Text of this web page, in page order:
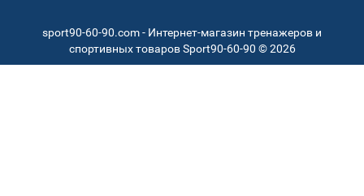
sport90-60-90.com - Интернет-магазин тренажеров и
спортивных товаров Sport90-60-90 © 2026